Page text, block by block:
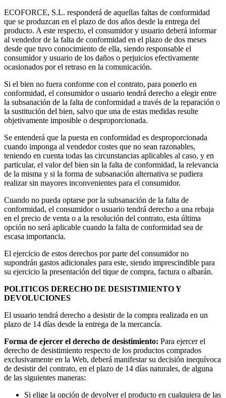
ECOFORCE, S.L. responderá de aquellas faltas de conformidad
que se produzcan en el plazo de dos años desde la entrega del
producto. A este respecto, el consumidor y usuario deberá informar
al vendedor de la falta de conformidad en el plazo de dos meses
desde que tuvo conocimiento de ella, siendo responsable el
consumidor y usuario de los daños o perjuicios efectivamente
ocasionados por el retraso en la comunicación.
Si el bien no fuera conforme con el contrato, para ponerlo en
conformidad, el consumidor o usuario tendrá derecho a elegir entre
la subsanación de la falta de conformidad a través de la reparación o
la sustitución del bien, salvo que una de estas medidas resulte
objetivamente imposible o desproporcionada.
Se entenderá que la puesta en conformidad es desproporcionada
cuando imponga al vendedor costes que no sean razonables,
teniendo en cuenta todas las circunstancias aplicables al caso, y en
particular, el valor del bien sin la falta de conformidad, la relevancia
de la misma y si la forma de subsanación alternativa se pudiera
realizar sin mayores inconvenientes para el consumidor.
Cuando no pueda optarse por la subsanación de la falta de
conformidad, el consumidor o usuario tendrá derecho a una rebaja
en el precio de venta o a la resolución del contrato, esta última
opción no será aplicable cuando la falta de conformidad sea de
escasa importancia.
El ejercicio de estos derechos por parte del consumidor no
supondrán gastos adicionales para este, siendo imprescindible para
su ejercicio la presentación del tique de compra, factura o albarán.
POLITICOS DERECHO DE DESISTIMIENTO Y
DEVOLUCIONES
El usuario tendrá derecho a desistir de la compra realizada en un
plazo de 14 días desde la entrega de la mercancía.
Forma de ejercer el derecho de desistimiento: Para ejercer el
derecho de desistimiento respecto de los productos comprados
exclusivamente en la Web, deberá manifestar su decisión inequívoca
de desistir del contrato, en el plazo de 14 días naturales, de alguna
de las siguientes maneras:
Si elige la opción de devolver el producto en cualquiera de las